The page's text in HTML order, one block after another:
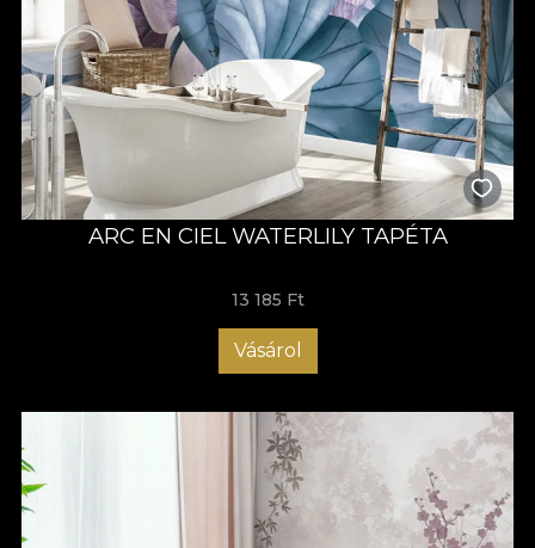
ARC EN CIEL WATERLILY TAPÉTA
13 185 Ft
Vásárol